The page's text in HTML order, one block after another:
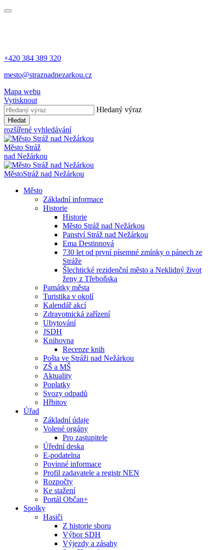
+420 384 389 320
mesto@straznadnezarkou.cz
Mapa webu
Vytisknout
Hledaný výraz
Hledat
rozšířené vyhledávání
Město Stráž
nad Nežárkou
MěstoStráž nad Nežárkou
Město
Základní informace
Historie
Historie
Město Stráž nad Nežárkou
Panství Stráž nad Nežárkou
Ema Destinnová
730 let od první písemné zmínky o pánech ze
Stráže
Šlechtické rezidenční město a Neklidný život
ženy z Třeboňska
Památky města
Turistika v okolí
Kalendář akcí
Zdravotnická zařízení
Ubytování
JSDH
Knihovna
Recenze knih
Pošta ve Stráži nad Nežárkou
ZŠ a MŠ
Aktuality
Poplatky
Svozy odpadů
Hřbitov
Úřad
Základní údaje
Volené orgány
Pro zastupitele
Úřední deska
E-podatelna
Povinné informace
Profil zadavatele a registr NEN
Rozpočty
Ke stažení
Portál Občan+
Spolky
Hasiči
Z historie sboru
Výbor SDH
Výjezdy a zásahy